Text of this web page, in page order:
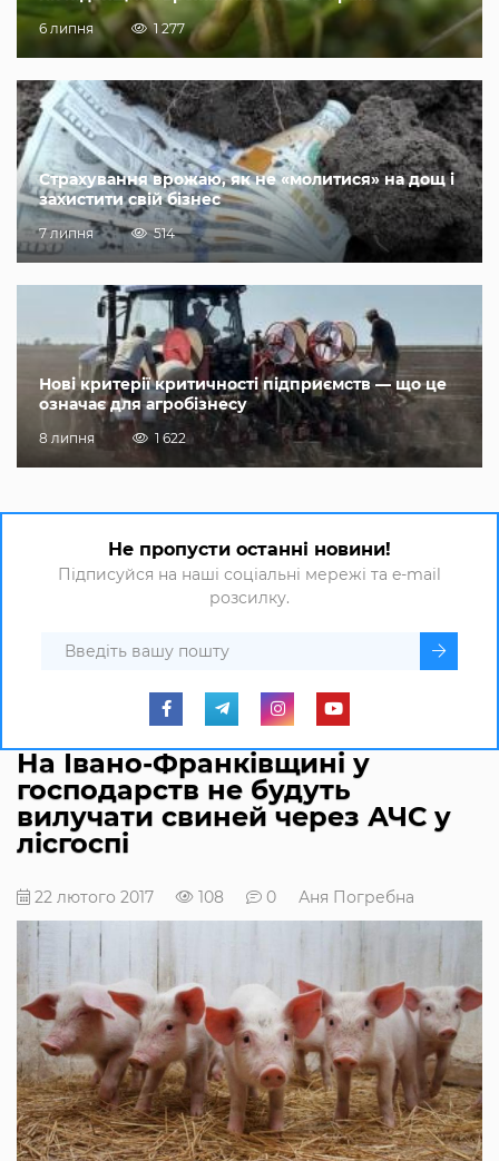
6 липня 1 277
Страхування врожаю, як не «молитися» на дощ і
захистити свій бізнес
7 липня 514
Нові критерії критичності підприємств — що це
означає для агробізнесу
8 липня 1 622
Не пропусти останні новини!
Підписуйся на наші соціальні мережі та e-mail
розсилку.
На Івано-Франківщині у
господарств не будуть
вилучати свиней через АЧС у
лісгоспі
22 лютого 2017 108 0 Аня Погребна